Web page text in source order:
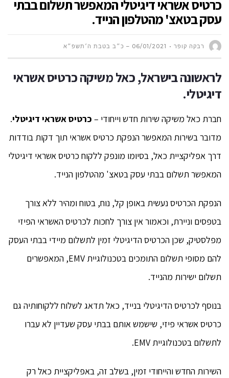
כרטיס אשראי דיגיטלי המאפשר תשלום בבתי
עסק בטאצ' מהטלפון הנייד.
רבקה קופר 06/01/2021 – כ״ב בטבת ה׳תשפ״א
לראשונה בישראל, כאל משיקה כרטיס אשראי
דיגיטלי.
חברת כאל משיקה שירות חדש וייחודי – כרטיס אשראי דיגיטלי.
מדובר בשירות המאפשר הנפקת כרטיס אשראי תוך דקות בודדות
דרך אפליקציית כאל, בסיומו מונפק ללקוח כרטיס אשראי דיגיטלי
המאפשר תשלום בבתי עסק בטאצ' מהטלפון הנייד.
הנפקת הכרטיס נעשית באופן קל, נוח, בטוח ומהיר ללא צורך
בטפסים וניירת, וכאמור אין צורך לחכות לכרטיס האשראי הפיזי
מפלסטיק, שכן הכרטיס הדיגיטלי זמין לתשלום מיידי בבתי העסק
להם מסופי תשלום התומכים בטכנולוגיית EMV, המאפשרים
תשלום ישירות מהנייד.
בנוסף לכרטיס הדיגיטלי בנייד, כאל תדאג לשלוח ללקוחותיה גם
כרטיס אשראי פיזי, שישמש אותם בבתי עסק שעדיין לא עברו
לתשלום בטכנולוגיית EMV.
השירות החדש והייחודי זמין, בשלב זה, באפליקציית כאל רק